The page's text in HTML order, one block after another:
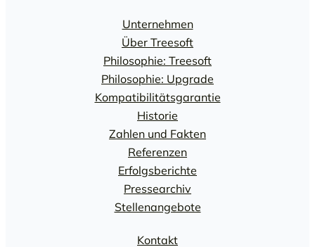
Unternehmen
Über Treesoft
Philosophie: Treesoft
Philosophie: Upgrade
Kompatibilitätsgarantie
Historie
Zahlen und Fakten
Referenzen
Erfolgsberichte
Pressearchiv
Stellenangebote
Kontakt